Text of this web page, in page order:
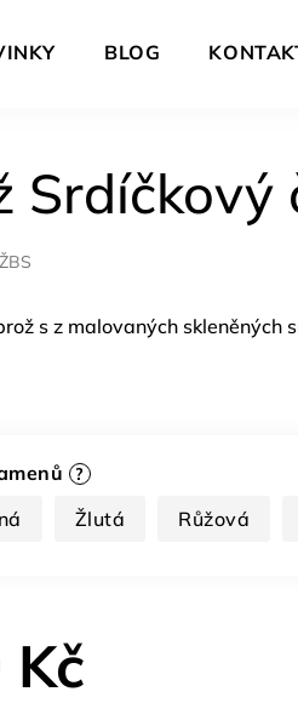
BLOG
Srdíčkový
?
Žlutá Růžová
s z malovaných skleněných